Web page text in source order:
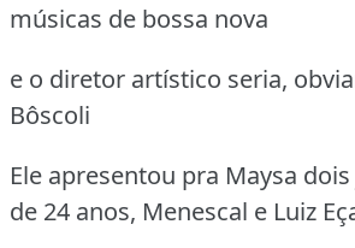
músicas de bossa nova
e o diretor artístico seria,
Bôscoli
Ele apresentou pra Maysa
de 24 anos, Menescal e Luiz